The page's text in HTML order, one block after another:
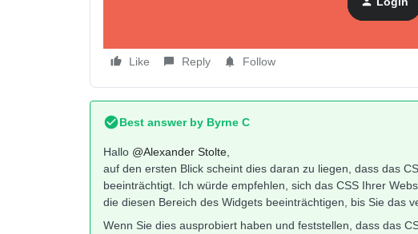
Like Reply Follow
Best answer by Byrne C
Hallo ​ @Alexander Stolte
auf den ersten Blick scheint dies daran zu liegen, dass das
beeinträchtigt. Ich würde empfehlen, sich das CSS Ihrer
die diesen Bereich des Widgets beeinträchtigen, bis Sie das
Wenn Sie dies ausprobiert haben und feststellen, dass das